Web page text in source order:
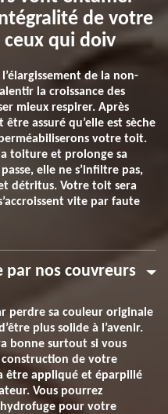
de votre
qui doiv
de la non-
la croissance des
mieux respirer. Après
assuré qu’elle est sèche
votre toit.
toiture et prolonge sa
elle ne s’infiltre pas,
détritus. Votre toit sera
vite par faute
nos couvreurs
perdre sa couleur originale
plus solide à l’avenir.
bonne surtout si vous
de votre
être appliqué et éparpillé
Vous pourrez
pour votre